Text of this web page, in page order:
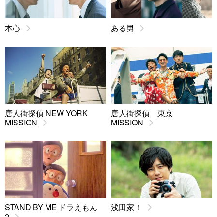
本心 ある男
唐人街探偵 NEW YORK
MISSION
唐人街探偵 東京
MISSION
STAND BY ME ドラえもん
浅田家！